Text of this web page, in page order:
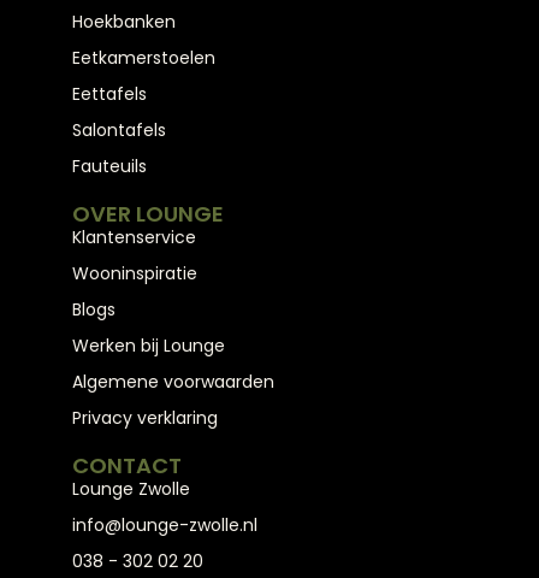
Hoekbanken
Eetkamerstoelen
Eettafels
Salontafels
Fauteuils
OVER LOUNGE
Klantenservice
Wooninspiratie
Blogs
Werken bij Lounge
Algemene voorwaarden
Privacy verklaring
CONTACT
Lounge Zwolle
info@lounge-zwolle.nl
038 - 302 02 20